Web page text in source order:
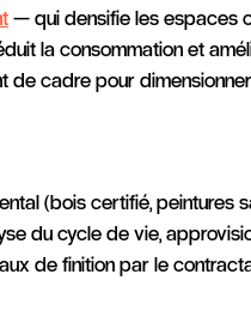
— qui densifie les espaces
la consommation et
de cadre pour
(bois certifié, peintures
du cycle de vie,
de finition par le